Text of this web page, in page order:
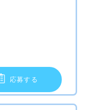
応募する